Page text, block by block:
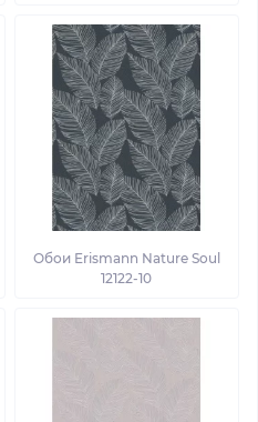
Обои Erismann Nature Soul
12122-10